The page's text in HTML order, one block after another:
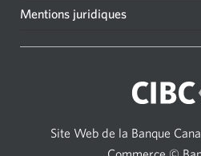
Mentions juridiques
Site Web de la Banque